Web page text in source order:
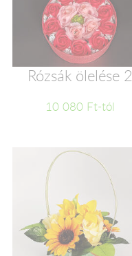
Rózsák ölelése 2
10 080 Ft-tól